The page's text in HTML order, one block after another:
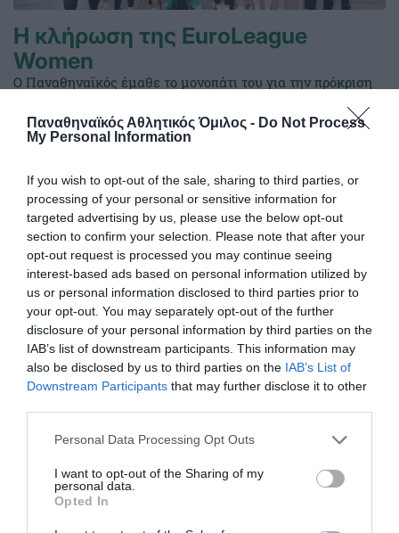
Παναθηναϊκός Αθλητικός Όμιλος - Do Not Process
My Personal Information
If you wish to opt-out of the sale, sharing to third parties, or
processing of your personal or sensitive information for
targeted advertising by us, please use the below opt-out
section to confirm your selection. Please note that after your
opt-out request is processed you may continue seeing
interest-based ads based on personal information utilized by
us or personal information disclosed to third parties prior to
your opt-out. You may separately opt-out of the further
disclosure of your personal information by third parties on the
IAB’s list of downstream participants. This information may
also be disclosed by us to third parties on the IAB’s List of
Downstream Participants that may further disclose it to other
Please note that this website/app uses one or more Google
not limited to your visit or usage behaviour. You may click to
grant or deny consent to Google and its third-party tags to
use your data for below specified purposes in below Google
consent section.
Personal Data Processing Opt Outs
I want to opt-out of the Sharing of my
personal data.
Opted In
Η κλήρωση της EuroLeague
Women
Ο Παναθηναϊκός έμαθε το μονοπάτι του για την πρόκριση
Μεγάλη νίκη κόντρα στην Τσεχία
για την Εθνική Νέων γυναικών
Η Εθνική ομάδα μπάσκετ γυναικών νίκησε την Τσεχία και
είναι κοντά στην πρόκριση στα ημιτελικά του ευρωπαϊκού
πρωταθλήματος Β' κατηγορίας.